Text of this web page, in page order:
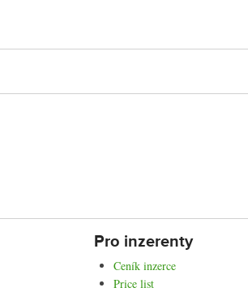
Pro inzerenty
Ceník inzerce
Price list